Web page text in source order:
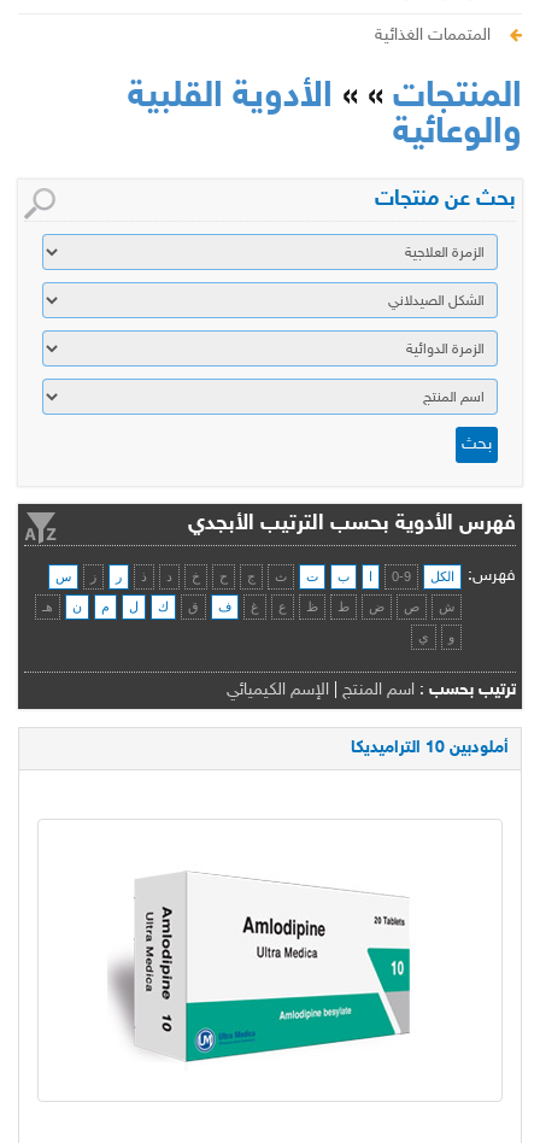
المتممات الغذائية
المنتجات » » الأدوية القلبية
والوعائية
بحث عن منتجات
فهرس الأدوية بحسب الترتيب الأبجدي
فهرس: الكل 0-9 ا ب ت ث ج ح خ د ذ ر ز س
ش ص ض ط ظ ع غ ف ق ك ل م ن هـ
و ي
ترتيب بحسب : اسم المنتج الإسم الكيميائي
أملودبين 10 التراميديكا